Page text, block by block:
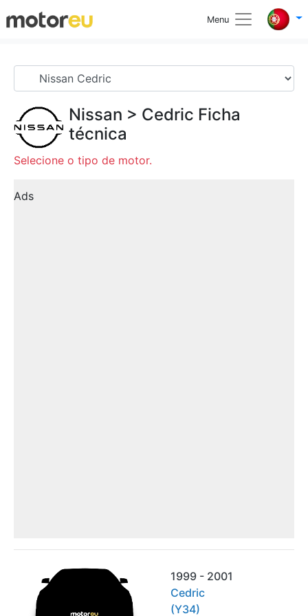
Menu
Nissan > Cedric Ficha
técnica
Selecione o tipo de motor.
Ads
1999 - 2001
Cedric
(Y34)